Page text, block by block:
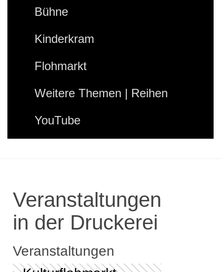
Bühne
Kinderkram
Flohmarkt
Weitere Themen | Reihen
YouTube
Veranstaltungen
in der Druckerei
Veranstaltungen